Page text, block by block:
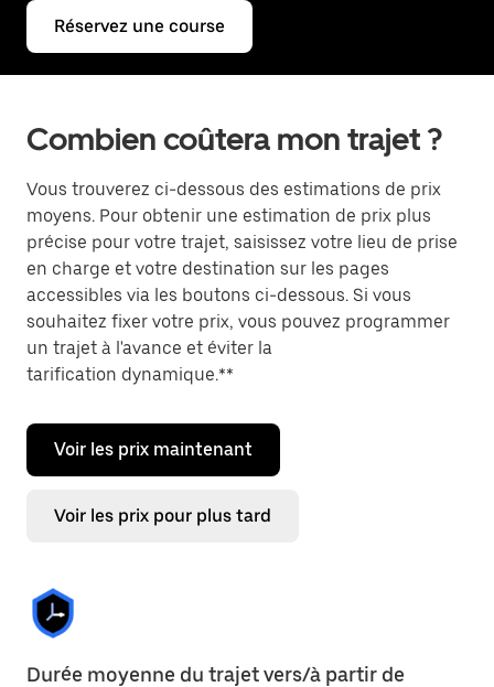
Réservez une course
Combien coûtera mon trajet ?
Vous trouverez ci-dessous des estimations de prix
moyens. Pour obtenir une estimation de prix plus
précise pour votre trajet, saisissez votre lieu de prise
en charge et votre destination sur les pages
accessibles via les boutons ci-dessous. Si vous
souhaitez fixer votre prix, vous pouvez programmer
un trajet à l'avance et éviter la
tarification dynamique.**
Voir les prix maintenant
Voir les prix pour plus tard
Durée moyenne du trajet vers/à partir de